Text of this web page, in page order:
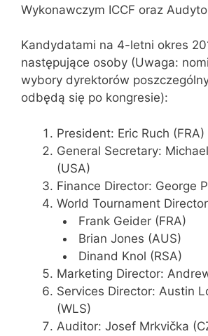
Wykonawczym ICCF oraz
Kandydatami na 4-letni okres
następujące osoby (Uwaga:
wybory dyrektorów
odbędą się po kongresie):
President: Eric Ruch (FRA)
General Secretary:
(USA)
Finance Director: George
World Tournament
Frank Geider (FRA)
Brian Jones (AUS)
Dinand Knol (RSA)
Marketing Director:
Services Director: Austin
(WLS)
Auditor: Josef Mrkvička